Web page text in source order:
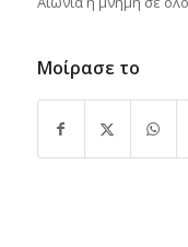
Μοίρασε το